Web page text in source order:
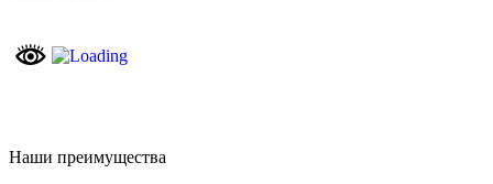
Наши преимущества